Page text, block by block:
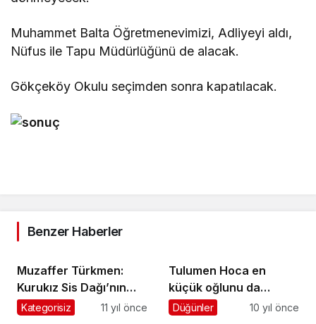
Muhammet Balta Öğretmenevimizi, Adliyeyi aldı,
Nüfus ile Tapu Müdürlüğünü de alacak.
Gökçeköy Okulu seçimden sonra kapatılacak.
Benzer Haberler
Muzaffer Türkmen:
Kurukız Sis Dağı’nın
arkasına sığınmasın
Kategorisiz 11 yıl önce
Tulumen Hoca en
küçük oğlunu da
evlendirdi
Düğünler 10 yıl önce